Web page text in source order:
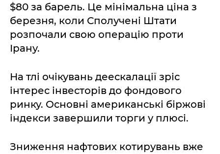
$80 за барель. Це мінімальна ціна з
березня, коли Сполучені Штати
розпочали свою операцію проти
Ірану.
На тлі очікувань деескалації зріс
інтерес інвесторів до фондового
ринку. Основні американські біржові
індекси завершили торги у плюсі.
Зниження нафтових котирувань вже